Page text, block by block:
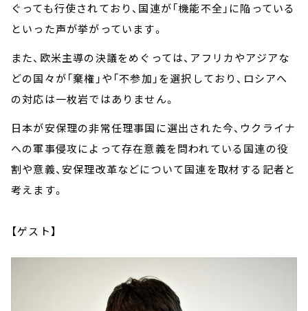
ぐっても行使されており、国連が「機能不全」に陥っている
といった声が挙がっています。
また、欧米主導の決議をめぐっては、アフリカやアジアな
どの国々が「棄権」や「不参加」を選択しており、ロシアへ
の対応は一枚岩ではありません。
日本が安保理の非常任理事国に選出された今、ウクライナ
への軍事侵攻によって存在意義を問われている国連の役
割や意義、安保理改革などについて国連を取材する記者と
考えます。
【ゲスト】